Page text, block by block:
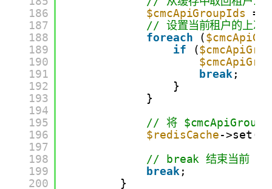
186
187
188
189
190
191
192
193
194
195
196
197
198
199
200
$cmcApiGroupIds
=
// 设置当前租户的上次
foreach
(
if
(
break ;
}
}
// 将 $cmcApiGroupIds
$redisCache->set(
// break 结束当前
break ;
}